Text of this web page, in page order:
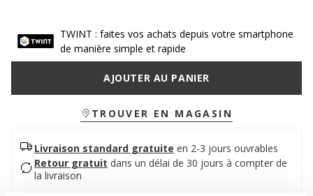
TWINT : faites vos achats depuis votre smartphone
de manière simple et rapide
AJOUTER AU PANIER
TROUVER EN MAGASIN
Livraison standard gratuite en 2-3 jours ouvrables
Retour gratuit dans un délai de 30 jours à compter de
la livraison